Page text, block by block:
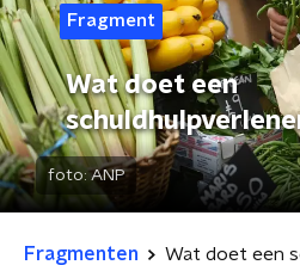
Fragment
Wat doet een
foto: ANP
Fragmenten Wat doet een